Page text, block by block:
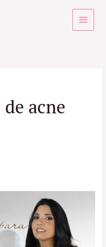
acne